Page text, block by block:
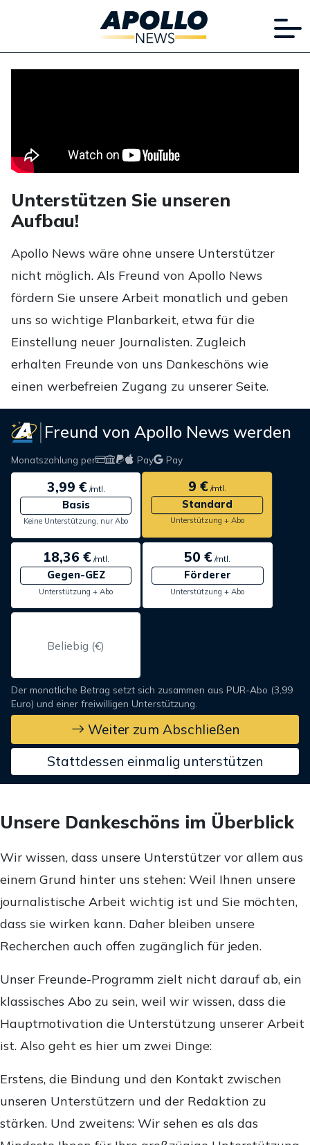
Unterstützen Sie unseren
Aufbau!
Apollo News wäre ohne unsere Unterstützer
nicht möglich. Als Freund von Apollo News
fördern Sie unsere Arbeit monatlich und geben
uns so wichtige Planbarkeit, etwa für die
Einstellung neuer Journalisten. Zugleich
erhalten Freunde von uns Dankeschöns wie
einen werbefreien Zugang zu unserer Seite.
Freund von Apollo News werden
Monatszahlung per Pay Pay
3,99 €/mtl.
Basis
Keine Unterstützung, nur Abo
9 €/mtl.
Standard
Unterstützung + Abo
18,36 €/mtl.
Gegen-GEZ
Unterstützung + Abo
50 € /mtl.
Förderer
Unterstützung + Abo
Der monatliche Betrag setzt sich zusammen aus PUR-Abo (3,99
Euro) und einer freiwilligen Unterstützung.
Weiter zum Abschließen
Stattdessen einmalig unterstützen
Unsere Dankeschöns im Überblick
Wir wissen, dass unsere Unterstützer vor allem aus
einem Grund hinter uns stehen: Weil Ihnen unsere
journalistische Arbeit wichtig ist und Sie möchten,
dass sie wirken kann. Daher bleiben unsere
Recherchen auch offen zugänglich für jeden.
Unser Freunde-Programm zielt nicht darauf ab, ein
klassisches Abo zu sein, weil wir wissen, dass die
Hauptmotivation die Unterstützung unserer Arbeit
ist. Also geht es hier um zwei Dinge:
Erstens, die Bindung und den Kontakt zwischen
unseren Unterstützern und der Redaktion zu
stärken. Und zweitens: Wir sehen es als das